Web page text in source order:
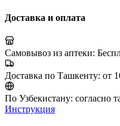
Доставка и оплата
Самовывоз из аптеки:
Доставка по Ташкенту: от
По Узбекистану: согласно
Инструкция